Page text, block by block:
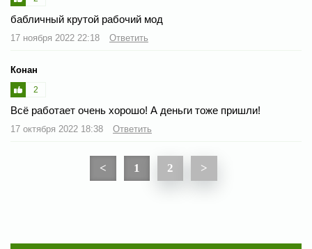
бабличный крутой рабочий мод
17 ноября 2022 22:18 Ответить
Конан
2
Всё работает очень хорошо! А деньги тоже пришли!
17 октября 2022 18:38 Ответить
< 1 2 >